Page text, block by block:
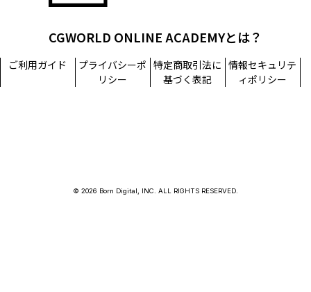
CGWORLD ONLINE ACADEMYとは？
ご利用ガイド
プライバシーポ
リシー
特定商取引法に
基づく表記
情報セキュリテ
ィポリシー
© 2026 Born Digital, INC. ALL RIGHTS RESERVED.